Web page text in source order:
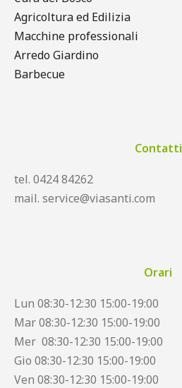
Agricoltura ed Edilizia
Macchine professionali
Arredo Giardino
Barbecue
Contatti
tel. 0424 84262
mail. service@viasanti.com
Orari
Lun 08:30-12:30 15:00-19:00
Mar 08:30-12:30 15:00-19:00
Mer 08:30-12:30 15:00-19:00
Gio 08:30-12:30 15:00-19:00
Ven 08:30-12:30 15:00-19:00